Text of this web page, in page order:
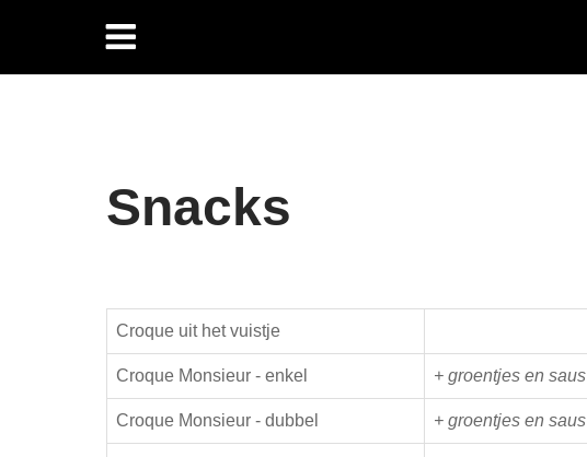
Snacks
Croque uit het vuistje
Croque Monsieur - enkel + groentjes en saus
Croque Monsieur - dubbel + groentjes en saus